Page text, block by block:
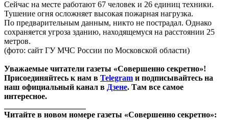
Сейчас на месте работают 67 человек и 26 единиц техники.
Тушение огня осложняет высокая пожарная нагрузка.
По предварительным данным, никто не пострадал. Однако
сохраняется угроза зданию, находящемуся на расстоянии 25
метров.
(фото: сайт ГУ МЧС России по Московской области)
Уважаемые читатели газеты «Совершенно секретно»!
Присоединяйтесь к нам в Telegram и подписывайтесь на
наш официальный канал в Дзене. Там все самое
интересное.
Читайте в новом номере газеты «Совершенно секретно»: